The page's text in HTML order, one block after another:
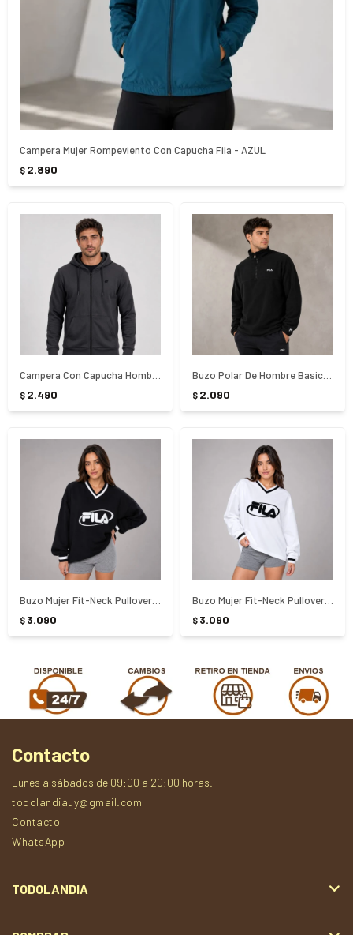
Campera Mujer Rompeviento Con Capucha Fila - AZUL
$ 2.890
Campera Con Capucha Hombre Lotto - NEGRO
$ 2.490
Buzo Polar De Hombre Basic Thermo ll Fila - NEGRO
$ 2.090
Buzo Mujer Fit-Neck Pullover Fila - NEGRO
$ 3.090
Buzo Mujer Fit-Neck Pullover Fila - Blanco
$ 3.090
Contacto
Lunes a sábados de 09:00 a 20:00 horas.
todolandiauy@gmail.com
Contacto
WhatsApp
TODOLANDIA